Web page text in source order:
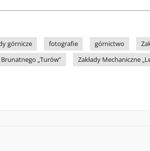
górnicze fotografie górnictwo
„Turów” Zakłady Mechaniczne